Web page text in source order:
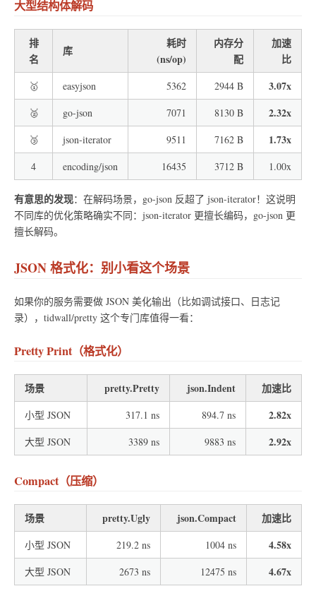
大型结构体解码
排
名
库
耗时
(ns/op)
内存分
配
加速
比
🥇 easyjson 5362 2944 B 3.07x
🥈 go-json 7071 8130 B 2.32x
🥉 json-iterator 9511 7162 B 1.73x
4 encoding/json 16435 3712 B 1.00x
有意思的发现：在解码场景，go-json 反超了 json-iterator！这说明
不同库的优化策略确实不同：json-iterator 更擅长编码，go-json 更
擅长解码。
JSON 格式化：别小看这个场景
如果你的服务需要做 JSON 美化输出（比如调试接口、日志记
录），tidwall/pretty 这个专门库值得一看：
Pretty Print（格式化）
场景 pretty.Pretty json.Indent 加速比
小型 JSON 317.1 ns 894.7 ns 2.82x
大型 JSON 3389 ns 9883 ns 2.92x
Compact（压缩）
场景 pretty.Ugly json.Compact 加速比
小型 JSON 219.2 ns 1004 ns 4.58x
大型 JSON 2673 ns 12475 ns 4.67x